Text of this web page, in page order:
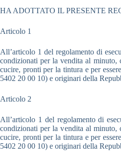
HA ADOTTATO IL PRESENTE
Articolo 1
All’articolo 1 del regolamento di
condizionati per la vendita al
cucire, pronti per la tintura e per
5402 20 00 10) e originari della
Articolo 2
All’articolo 1 del regolamento di
condizionati per la vendita al
cucire, pronti per la tintura e per
5402 20 00 10) e originari della